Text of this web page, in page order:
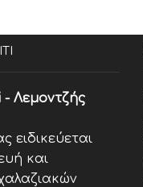
Λεμοντζής
ειδικεύεται
και